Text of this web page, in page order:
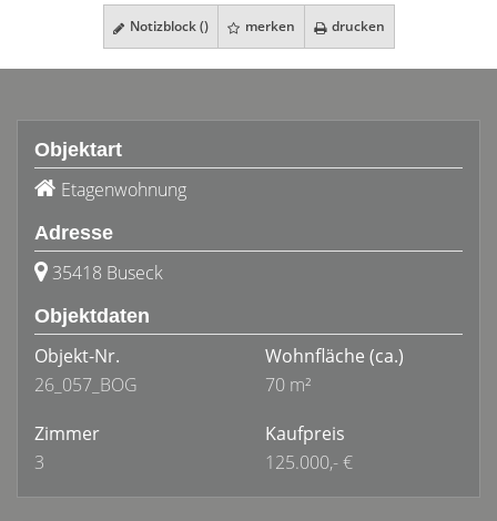
Notizblock () merken drucken
Objektart
Etagenwohnung
Adresse
35418 Buseck
Objektdaten
Objekt-Nr.
26_057_BOG
Wohnfläche (ca.)
70 m²
Zimmer
3
Kaufpreis
125.000,- €